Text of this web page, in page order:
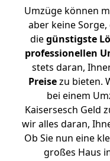
Umzüge können
aber keine
diegünstigste
professionellen
stets daran,
Preisezu bieten.
bei einem
Kaisersesch Geld
wir alles daran,
Ob Sie nun eine
großes Haus